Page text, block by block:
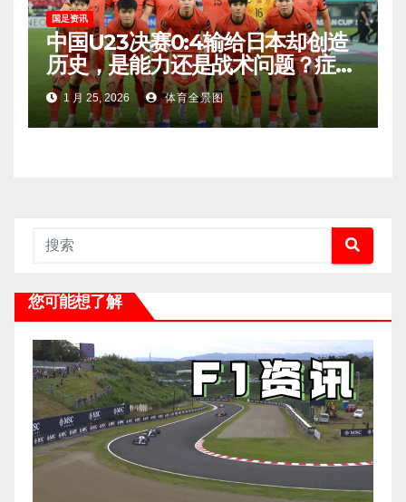
国足资讯
中国U23决赛0:4输给日本却创造
历史，是能力还是战术问题？症结
原来在这！
1 月 25, 2026 体育全景图
您可能想了解